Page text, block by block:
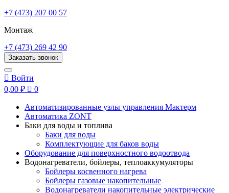
+7 (473) 207 00 57
Монтаж
+7 (473) 269 42 90
Заказать звонок
 Войти
0,00 ₽  0
Автоматизированные узлы управления Мактерм
Автоматика ZONT
Баки для воды и топлива
Баки для воды
Комплектующие для баков воды
Оборудование для поверхностного водоотвода
Водонагреватели, бойлеры, теплоаккумуляторы
Бойлеры косвенного нагрева
Бойлеры газовые накопительные
Водонагреватели накопительные электрические